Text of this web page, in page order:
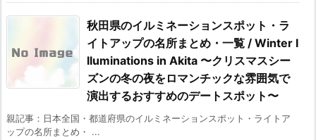
秋田県のイルミネーションスポット・ラ
イトアップの名所まとめ・一覧 / Winter I
lluminations in Akita 〜クリスマスシー
ズンの冬の夜をロマンチックな雰囲気で
演出するおすすめのデートスポット〜
親記事：日本全国・都道府県のイルミネーションスポット・ライトア
ップの名所まとめ・ ...